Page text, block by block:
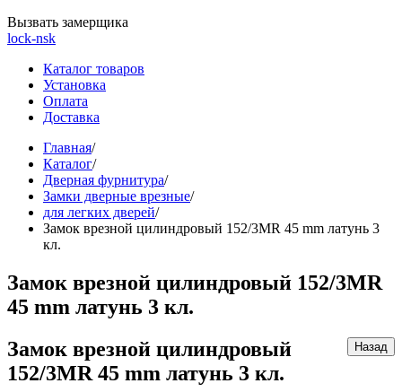
Вызвать замерщика
lock-nsk
Каталог товаров
Установка
Оплата
Доставка
Главная/
Каталог/
Дверная фурнитура/
Замки дверные врезные/
для легких дверей/
Замок врезной цилиндровый 152/3MR 45 mm латунь 3
кл.
Замок врезной цилиндровый 152/3MR
45 mm латунь 3 кл.
Замок врезной цилиндровый
152/3MR 45 mm латунь 3 кл.